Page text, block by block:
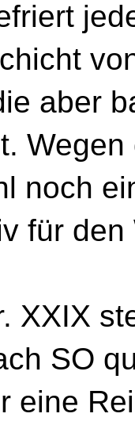
aber
noch
für
XXIX
SO
eine